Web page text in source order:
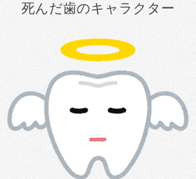
死んだ歯のキャラクター